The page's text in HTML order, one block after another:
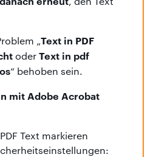
„Text in PDF
oderText in pdf
“ behoben sein.
mit Adobe Acrobat
Text markieren